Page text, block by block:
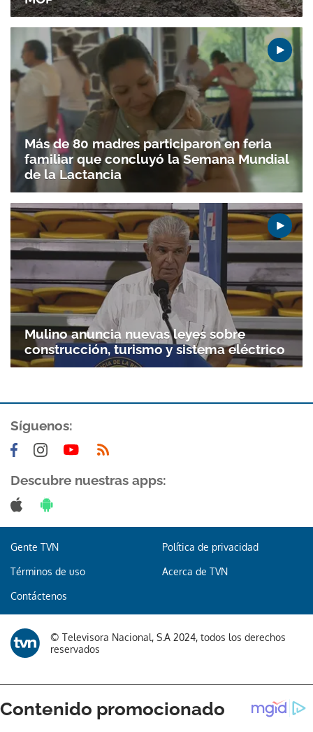
ACEPTAR
Más de 80 madres participaron en feria
familiar que concluyó la Semana Mundial
de la Lactancia
Mulino anuncia nuevas leyes sobre
construcción, turismo y sistema eléctrico
Síguenos:
Descubre nuestras apps:
Gente TVN Política de privacidad
Términos de uso Acerca de TVN
Contáctenos
© Televisora Nacional, S.A 2024, todos los derechos
reservados